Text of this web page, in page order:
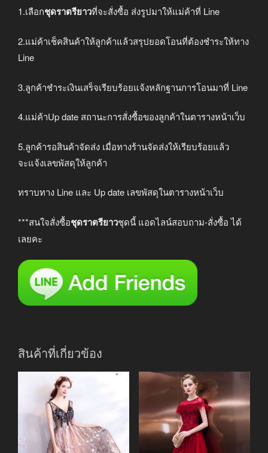
1.เลือกชุดราตรียาวที่จะสั่งซื้อ ส่งรูปมาให้แม่ค้าที่ Line
2.แม่ค้าเช็คสินค้าให้ลูกค้าแล้วสรุปยอดโอนที่ต้องชำระให้ทาง
Line
3.ลูกค้าชำระเงินเสร็จเรียบร้อยแจ้งหลักฐานการโอนมาที่ Line
4.แม่ค้าUp date สถานะการสั่งซื้อของลูกค้าในตารางหน้าเว็บ
5.ลูกค้ารอสินค้าจัดส่ง เมื่อทางร้านจัดส่งให้เรียบร้อยแล้ว
จะแจ้งเลขพัสดุให้ลูกค้า
ทราบทาง Line และ Up date เลขพัสดุในตารางหน้าเว็บ
***สนใจสั่งซื้อชุดราตรียาวชุดนี้ แอดไลน์สอบถาม-สั่งซื้อ ได้
เลยคะ
สินค้าที่เกี่ยวข้อง